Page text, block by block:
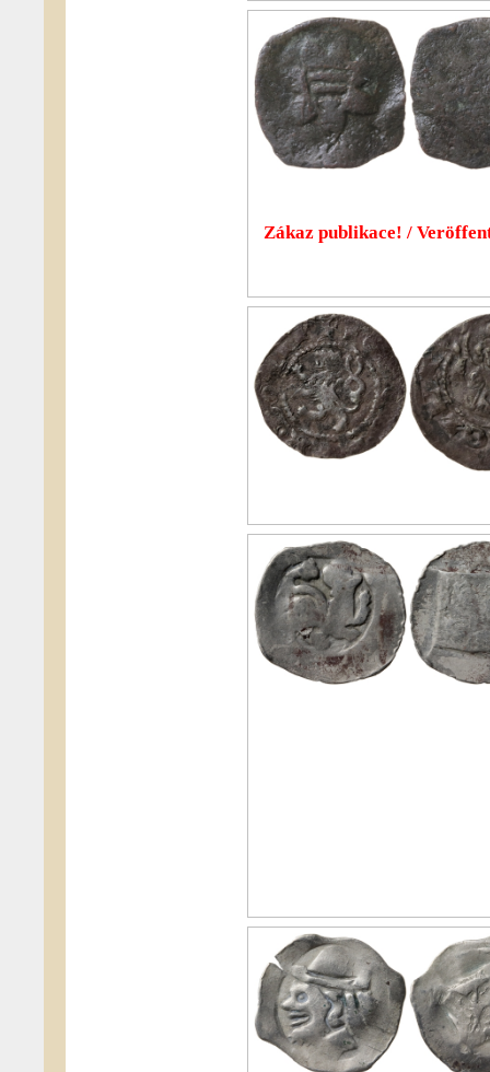
Zákaz publikace! /